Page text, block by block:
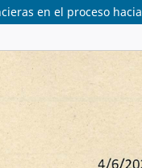
en el proceso